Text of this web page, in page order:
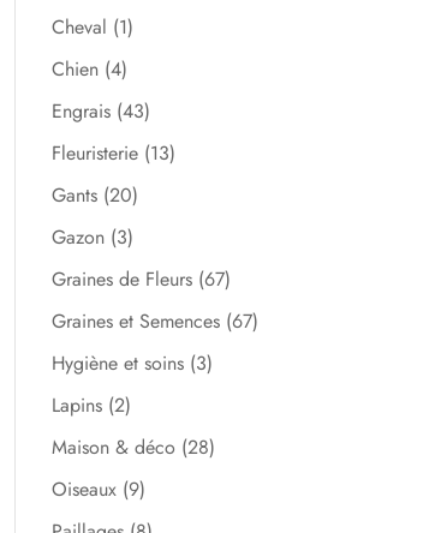
Cheval (1)
Chien (4)
Engrais (43)
Fleuristerie (13)
Gants (20)
Gazon (3)
Graines de Fleurs (67)
Graines et Semences (67)
Hygiène et soins (3)
Lapins (2)
Maison & déco (28)
Oiseaux (9)